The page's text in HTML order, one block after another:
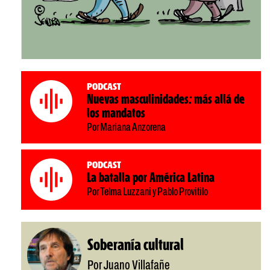
Podcast
Nuevas masculinidades: más allá de
los mandatos
Por Mariana Anzorena
Podcast
La batalla por América Latina
Por Telma Luzzani y Pablo Provitilo
Soberanía cultural
Por Juano Villafañe